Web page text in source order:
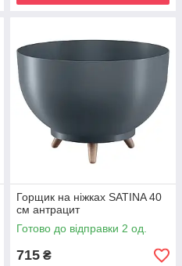
Горщик на ніжках SATINA 40
см антрацит
Готово до відправки 2 од.
715 ₴